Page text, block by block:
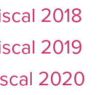
2018
2019
2020